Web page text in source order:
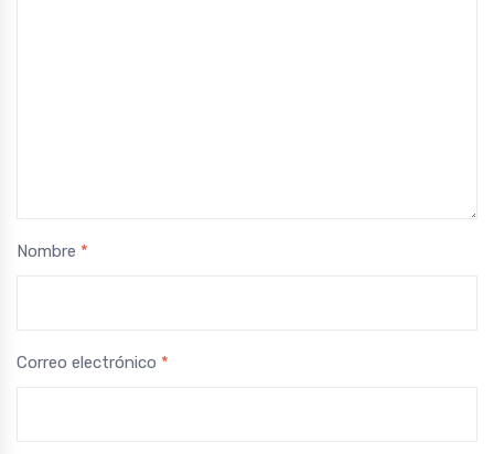
Nombre *
Correo electrónico *